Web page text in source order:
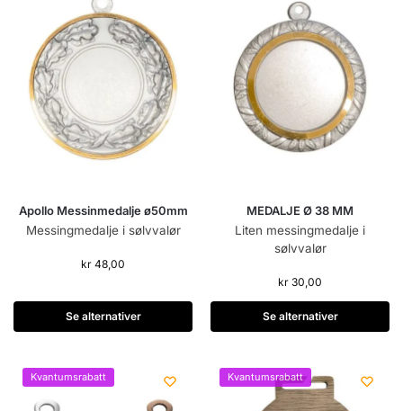
Apollo Messinmedalje ø50mm
Messingmedalje i sølvvalør
kr 48,00
Se alternativer
MEDALJE Ø 38 MM
Liten messingmedalje i
sølvvalør
kr 30,00
Se alternativer
Kvantumsrabatt Kvantumsrabatt